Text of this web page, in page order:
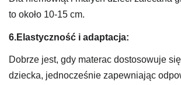
to około 10-15 cm.
6.Elastyczność i adaptacja:
Dobrze jest, gdy materac dostosowuje się
dziecka, jednocześnie zapewniając